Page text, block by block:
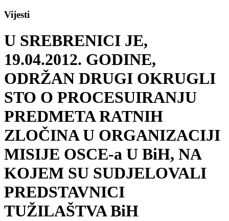
Vijesti
U SREBRENICI JE,
19.04.2012. GODINE,
ODRŽAN DRUGI OKRUGLI
STO O PROCESUIRANJU
PREDMETA RATNIH
ZLOČINA U ORGANIZACIJI
MISIJE OSCE-a U BiH, NA
KOJEM SU SUDJELOVALI
PREDSTAVNICI
TUŽILAŠTVA BiH